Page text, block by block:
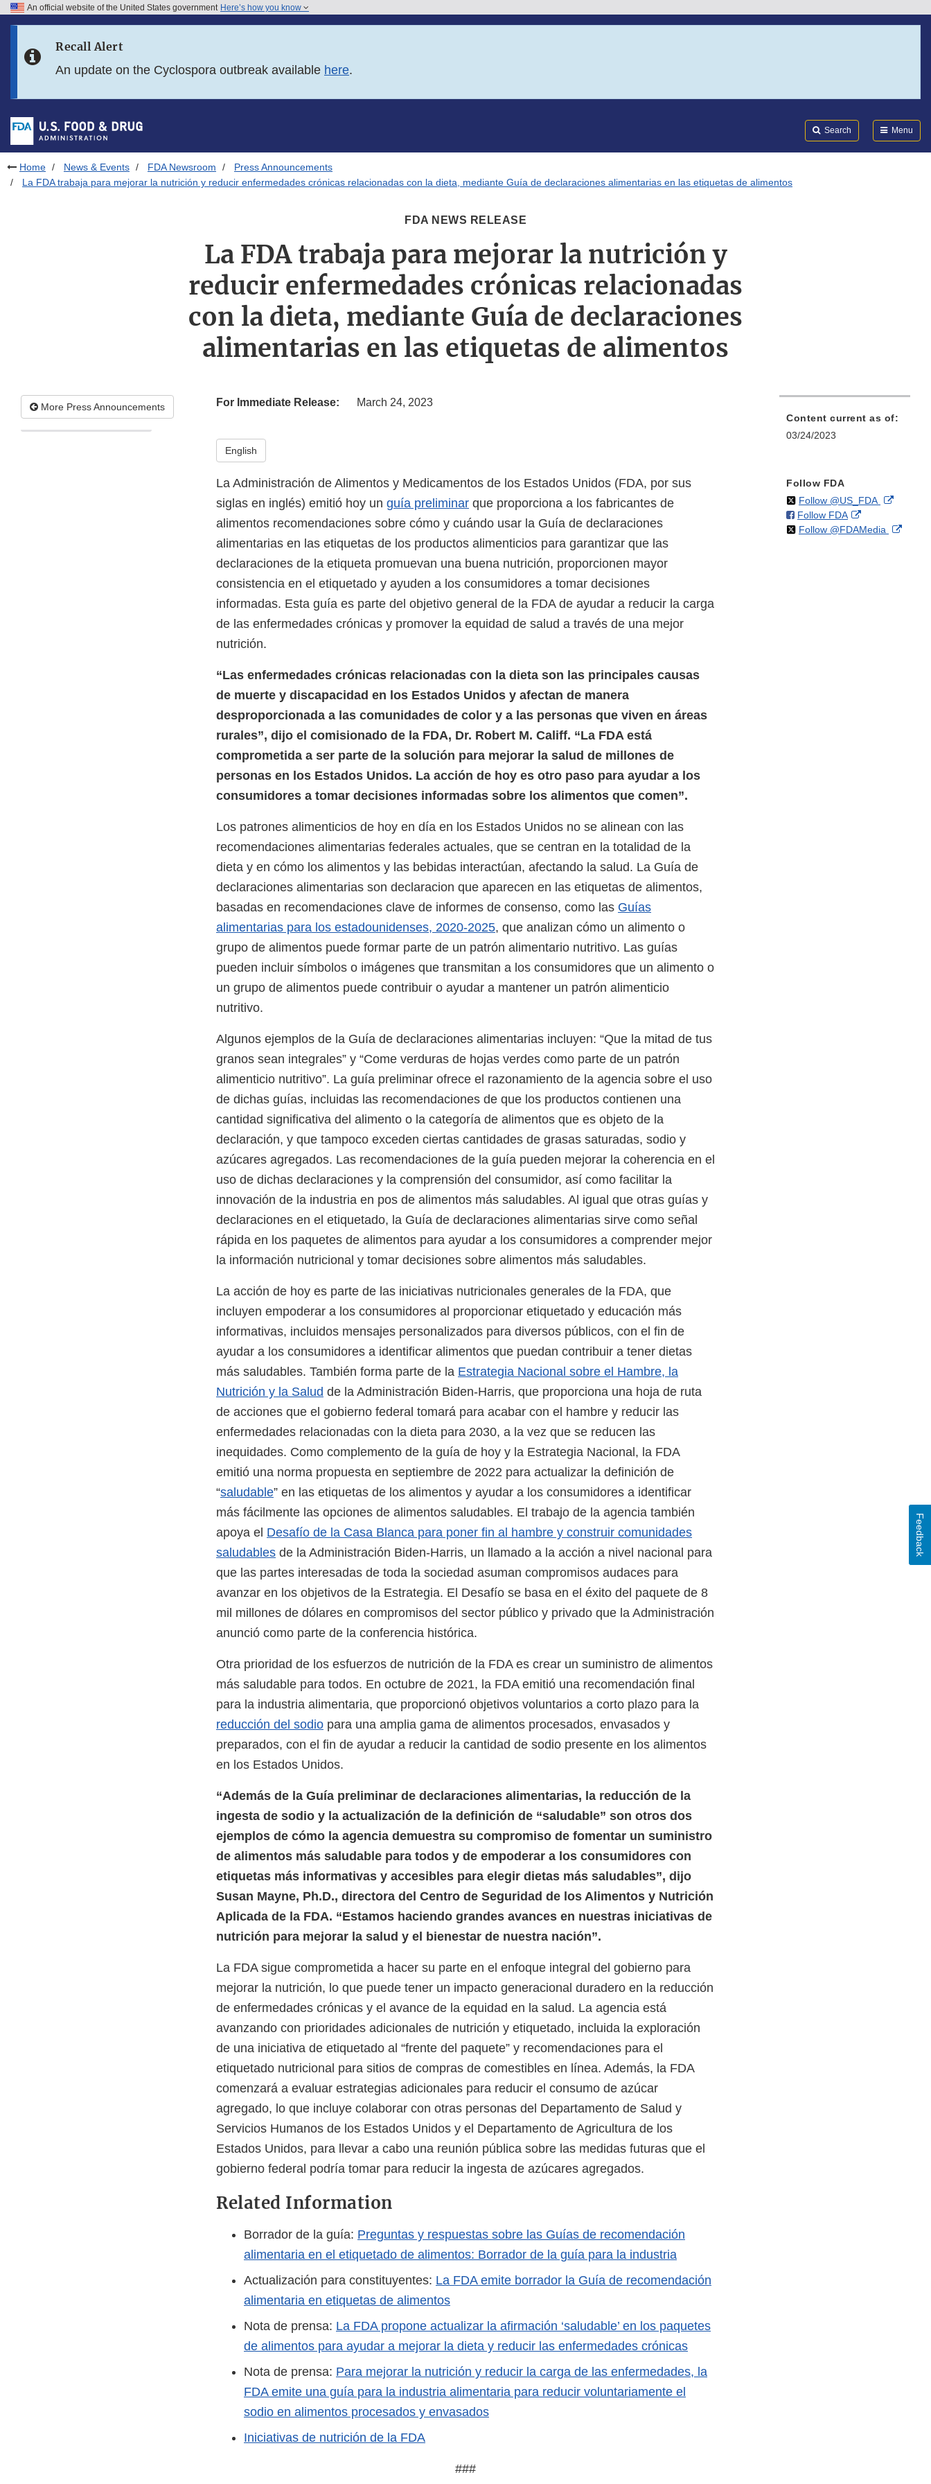
Skip to FDA Search
Skip to footer links
An official website of the United States government Here’s how you know
Recall Alert
An update on the Cyclospora outbreak available here.
Search Menu
Home News & Events FDA Newsroom
Press Announcements
La FDA trabaja para mejorar la nutrición y reducir enfermedades crónicas relacionadas con la dieta, mediante Guía de declaraciones alimentarias en las etiquetas de alimentos
FDA NEWS RELEASE
La FDA trabaja para mejorar la nutrición y
reducir enfermedades crónicas relacionadas
con la dieta, mediante Guía de declaraciones
alimentarias en las etiquetas de alimentos
More Press Announcements For Immediate Release: March 24, 2023
English
La Administración de Alimentos y Medicamentos de los Estados Unidos (FDA, por sus
siglas en inglés) emitió hoy un guía preliminar que proporciona a los fabricantes de
alimentos recomendaciones sobre cómo y cuándo usar la Guía de declaraciones
alimentarias en las etiquetas de los productos alimenticios para garantizar que las
declaraciones de la etiqueta promuevan una buena nutrición, proporcionen mayor
consistencia en el etiquetado y ayuden a los consumidores a tomar decisiones
informadas. Esta guía es parte del objetivo general de la FDA de ayudar a reducir la carga
de las enfermedades crónicas y promover la equidad de salud a través de una mejor
nutrición.
“Las enfermedades crónicas relacionadas con la dieta son las principales causas
de muerte y discapacidad en los Estados Unidos y afectan de manera
desproporcionada a las comunidades de color y a las personas que viven en áreas
rurales”, dijo el comisionado de la FDA, Dr. Robert M. Califf. “La FDA está
comprometida a ser parte de la solución para mejorar la salud de millones de
personas en los Estados Unidos. La acción de hoy es otro paso para ayudar a los
consumidores a tomar decisiones informadas sobre los alimentos que comen”.
Los patrones alimenticios de hoy en día en los Estados Unidos no se alinean con las
recomendaciones alimentarias federales actuales, que se centran en la totalidad de la
dieta y en cómo los alimentos y las bebidas interactúan, afectando la salud. La Guía de
declaraciones alimentarias son declaracion que aparecen en las etiquetas de alimentos,
basadas en recomendaciones clave de informes de consenso, como las Guías
alimentarias para los estadounidenses, 2020-2025, que analizan cómo un alimento o
grupo de alimentos puede formar parte de un patrón alimentario nutritivo. Las guías
pueden incluir símbolos o imágenes que transmitan a los consumidores que un alimento o
un grupo de alimentos puede contribuir o ayudar a mantener un patrón alimenticio
nutritivo.
Algunos ejemplos de la Guía de declaraciones alimentarias incluyen: “Que la mitad de tus
granos sean integrales” y “Come verduras de hojas verdes como parte de un patrón
alimenticio nutritivo”. La guía preliminar ofrece el razonamiento de la agencia sobre el uso
de dichas guías, incluidas las recomendaciones de que los productos contienen una
cantidad significativa del alimento o la categoría de alimentos que es objeto de la
declaración, y que tampoco exceden ciertas cantidades de grasas saturadas, sodio y
azúcares agregados. Las recomendaciones de la guía pueden mejorar la coherencia en el
uso de dichas declaraciones y la comprensión del consumidor, así como facilitar la
innovación de la industria en pos de alimentos más saludables. Al igual que otras guías y
declaraciones en el etiquetado, la Guía de declaraciones alimentarias sirve como señal
rápida en los paquetes de alimentos para ayudar a los consumidores a comprender mejor
la información nutricional y tomar decisiones sobre alimentos más saludables.
La acción de hoy es parte de las iniciativas nutricionales generales de la FDA, que
incluyen empoderar a los consumidores al proporcionar etiquetado y educación más
informativas, incluidos mensajes personalizados para diversos públicos, con el fin de
ayudar a los consumidores a identificar alimentos que puedan contribuir a tener dietas
más saludables. También forma parte de la Estrategia Nacional sobre el Hambre, la
Nutrición y la Salud de la Administración Biden-Harris, que proporciona una hoja de ruta
de acciones que el gobierno federal tomará para acabar con el hambre y reducir las
enfermedades relacionadas con la dieta para 2030, a la vez que se reducen las
inequidades. Como complemento de la guía de hoy y la Estrategia Nacional, la FDA
emitió una norma propuesta en septiembre de 2022 para actualizar la definición de
“saludable” en las etiquetas de los alimentos y ayudar a los consumidores a identificar
más fácilmente las opciones de alimentos saludables. El trabajo de la agencia también
apoya el Desafío de la Casa Blanca para poner fin al hambre y construir comunidades
saludables de la Administración Biden-Harris, un llamado a la acción a nivel nacional para
que las partes interesadas de toda la sociedad asuman compromisos audaces para
avanzar en los objetivos de la Estrategia. El Desafío se basa en el éxito del paquete de 8
mil millones de dólares en compromisos del sector público y privado que la Administración
anunció como parte de la conferencia histórica.
Otra prioridad de los esfuerzos de nutrición de la FDA es crear un suministro de alimentos
más saludable para todos. En octubre de 2021, la FDA emitió una recomendación final
para la industria alimentaria, que proporcionó objetivos voluntarios a corto plazo para la
reducción del sodio para una amplia gama de alimentos procesados, envasados y
preparados, con el fin de ayudar a reducir la cantidad de sodio presente en los alimentos
en los Estados Unidos.
“Además de la Guía preliminar de declaraciones alimentarias, la reducción de la
ingesta de sodio y la actualización de la definición de “saludable” son otros dos
ejemplos de cómo la agencia demuestra su compromiso de fomentar un suministro
de alimentos más saludable para todos y de empoderar a los consumidores con
etiquetas más informativas y accesibles para elegir dietas más saludables”, dijo
Susan Mayne, Ph.D., directora del Centro de Seguridad de los Alimentos y Nutrición
Aplicada de la FDA. “Estamos haciendo grandes avances en nuestras iniciativas de
nutrición para mejorar la salud y el bienestar de nuestra nación”.
La FDA sigue comprometida a hacer su parte en el enfoque integral del gobierno para
mejorar la nutrición, lo que puede tener un impacto generacional duradero en la reducción
de enfermedades crónicas y el avance de la equidad en la salud. La agencia está
avanzando con prioridades adicionales de nutrición y etiquetado, incluida la exploración
de una iniciativa de etiquetado al “frente del paquete” y recomendaciones para el
etiquetado nutricional para sitios de compras de comestibles en línea. Además, la FDA
comenzará a evaluar estrategias adicionales para reducir el consumo de azúcar
agregado, lo que incluye colaborar con otras personas del Departamento de Salud y
Servicios Humanos de los Estados Unidos y el Departamento de Agricultura de los
Estados Unidos, para llevar a cabo una reunión pública sobre las medidas futuras que el
gobierno federal podría tomar para reducir la ingesta de azúcares agregados.
Related Information
Borrador de la guía: Preguntas y respuestas sobre las Guías de recomendación
alimentaria en el etiquetado de alimentos: Borrador de la guía para la industria
Actualización para constituyentes: La FDA emite borrador la Guía de recomendación
alimentaria en etiquetas de alimentos
Nota de prensa: La FDA propone actualizar la afirmación ‘saludable’ en los paquetes
de alimentos para ayudar a mejorar la dieta y reducir las enfermedades crónicas
Nota de prensa: Para mejorar la nutrición y reducir la carga de las enfermedades, la
FDA emite una guía para la industria alimentaria para reducir voluntariamente el
sodio en alimentos procesados y envasados
Iniciativas de nutrición de la FDA
###
Content current as of:
03/24/2023
Follow FDA
Follow @US_FDAon External
Follow FDAon
Facebook
External
Link
Follow @FDAMedia on
Feedback